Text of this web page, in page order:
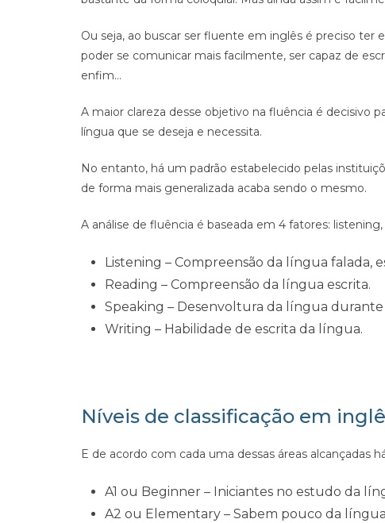
Ou seja, ao buscar ser fluente em inglês é preciso
poder se comunicar mais facilmente, ser capaz de
enfim…
A maior clareza desse objetivo na fluência é decisivo
língua que se deseja e necessita.
No entanto, há um padrão estabelecido pelas
de forma mais generalizada acaba sendo o mesmo.
A análise de fluência é baseada em 4 fatores:
Listening – Compreensão da língua falada,
Reading – Compreensão da língua escrita.
Speaking – Desenvoltura da língua
Writing – Habilidade de escrita da língua.
Níveis de classificação em
E de acordo com cada uma dessas áreas alcançadas
A1 ou Beginner – Iniciantes no estudo da
A2 ou Elementary – Sabem pouco da